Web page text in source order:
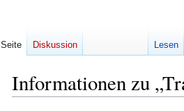
Informationen zu
Seite Diskussion Lesen